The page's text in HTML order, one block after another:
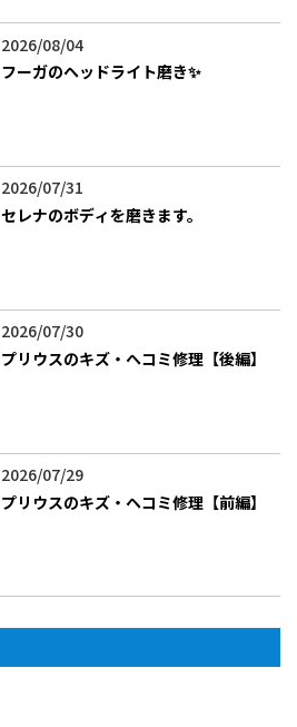
2026/08/04
フーガのヘッドライト磨き✨
2026/07/31
セレナのボディを磨きます。
2026/07/30
プリウスのキズ・ヘコミ修理【後編】
2026/07/29
プリウスのキズ・ヘコミ修理【前編】